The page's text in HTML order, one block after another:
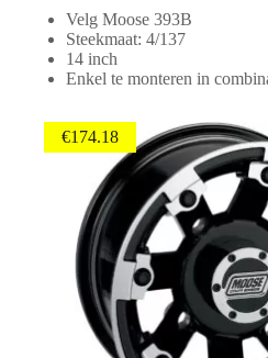
Velg Moose 393B
Steekmaat: 4/137
14 inch
Enkel te monteren in
€174.18